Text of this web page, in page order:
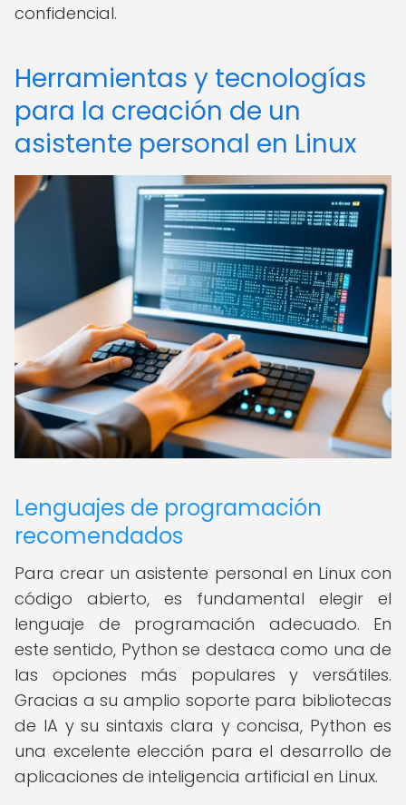
confidencial.
Herramientas y tecnologías
para la creación de un
asistente personal en Linux
Lenguajes de programación
recomendados
Para crear un asistente personal en Linux con
código abierto, es fundamental elegir el
lenguaje de programación adecuado. En
este sentido, Python se destaca como una de
las opciones más populares y versátiles.
Gracias a su amplio soporte para bibliotecas
de IA y su sintaxis clara y concisa, Python es
una excelente elección para el desarrollo de
aplicaciones de inteligencia artificial en Linux.